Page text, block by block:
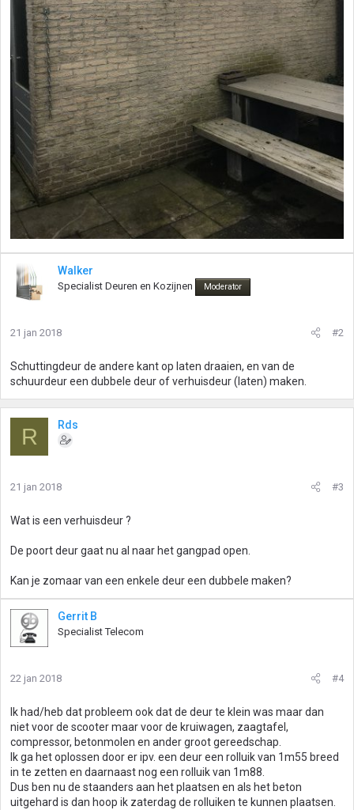
Walker
Specialist Deuren en Kozijnen Moderator
21 jan 2018 #2
Schuttingdeur de andere kant op laten draaien, en van de
schuurdeur een dubbele deur of verhuisdeur (laten) maken.
R Rds
21 jan 2018 #3
Wat is een verhuisdeur ?
De poort deur gaat nu al naar het gangpad open.
Kan je zomaar van een enkele deur een dubbele maken?
Gerrit B
Specialist Telecom
22 jan 2018 #4
Ik had/heb dat probleem ook dat de deur te klein was maar dan
niet voor de scooter maar voor de kruiwagen, zaagtafel,
compressor, betonmolen en ander groot gereedschap.
Ik ga het oplossen door er ipv. een deur een rolluik van 1m55 breed
in te zetten en daarnaast nog een rolluik van 1m88.
Dus ben nu de staanders aan het plaatsen en als het beton
uitgehard is dan hoop ik zaterdag de rolluiken te kunnen plaatsen.